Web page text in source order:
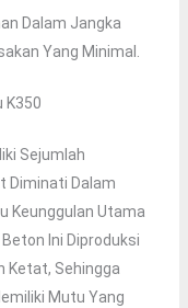
Dalam Jangka
Yang Minimal.
K350
Sejumlah
Diminati Dalam
Keunggulan Utama
Ini Diproduksi
Ketat, Sehingga
Mutu Yang